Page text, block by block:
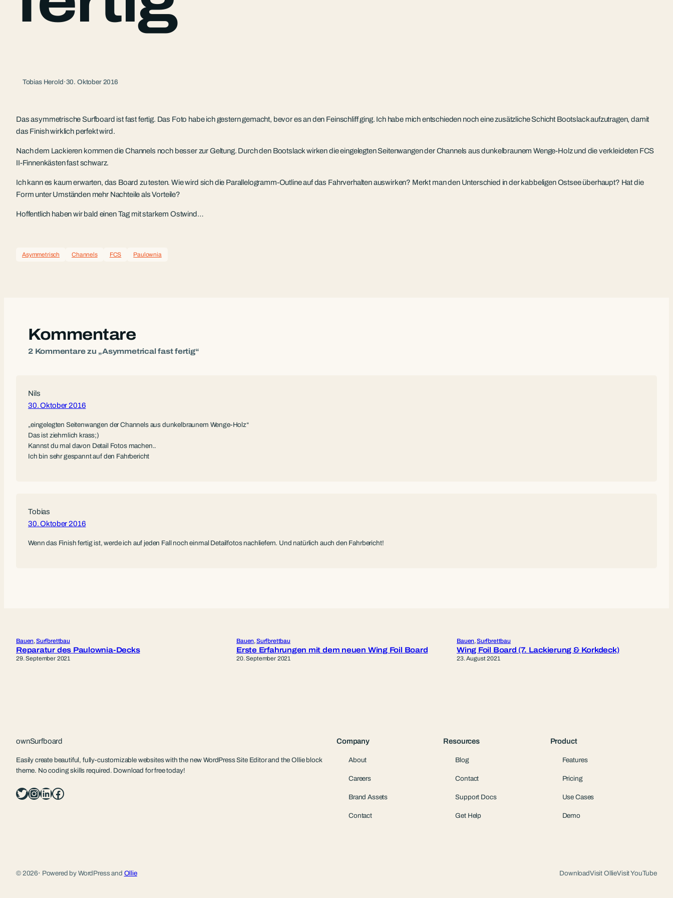
Tobias Herold·30. Oktober 2016
Das asymmetrische Surfboard ist fast fertig. Das Foto habe ich gestern gemacht, bevor es an den Feinschliff ging. Ich habe mich entschieden noch eine zusätzliche Schicht Bootslack aufzutragen, damit
das Finish wirklich perfekt wird.
Nach dem Lackieren kommen die Channels noch besser zur Geltung. Durch den Bootslack wirken die eingelegten Seitenwangen der Channels aus dunkelbraunem Wenge-Holz und die verkleideten FCS
II-Finnenkästen fast schwarz.
Ich kann es kaum erwarten, das Board zu testen. Wie wird sich die Parallelogramm-Outline auf das Fahrverhalten auswirken? Merkt man den Unterschied in der kabbeligen Ostsee überhaupt? Hat die
Form unter Umständen mehr Nachteile als Vorteile?
Hoffentlich haben wir bald einen Tag mit starkem Ostwind…
Asymmetrisch Channels FCS Paulownia
Kommentare
2 Kommentare zu „Asymmetrical fast fertig“
Nils
30. Oktober 2016
„eingelegten Seitenwangen der Channels aus dunkelbraunem Wenge-Holz“
Das ist ziehmlich krass;)
Kannst du mal davon Detail Fotos machen..
Ich bin sehr gespannt auf den Fahrbericht
Tobias
30. Oktober 2016
Wenn das Finish fertig ist, werde ich auf jeden Fall noch einmal Detailfotos nachliefern. Und natürlich auch den Fahrbericht!
Bauen, Surfbrettbau
Reparatur des Paulownia-Decks
29. September 2021
Bauen, Surfbrettbau
Erste Erfahrungen mit dem neuen Wing Foil Board
20. September 2021
Bauen, Surfbrettbau
Wing Foil Board (7. Lackierung & Korkdeck)
23. August 2021
ownSurfboard
Easily create beautiful, fully-customizable websites with the new WordPress Site Editor and the Ollie block
theme. No coding skills required. Download for free today!
Twitter InstagramLinkedIn Facebook
Company
About
Careers
Brand Assets
Contact
Resources
Blog
Contact
Support Docs
Get Help
Product
Features
Pricing
Use Cases
Demo
© 2026· Powered by WordPress and Ollie DownloadVisit OllieVisit YouTube